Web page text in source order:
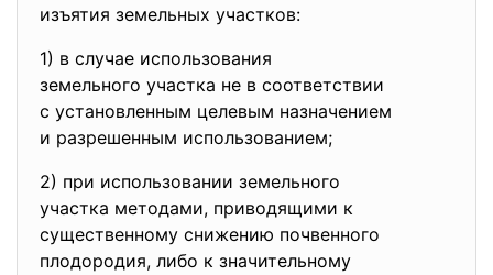
изъятия земельных участков:
1) в случае использования
земельного участка не в соответствии
с установленным целевым назначением
и разрешенным использованием;
2) при использовании земельного
участка методами, приводящими к
существенному снижению почвенного
плодородия, либо к значительному